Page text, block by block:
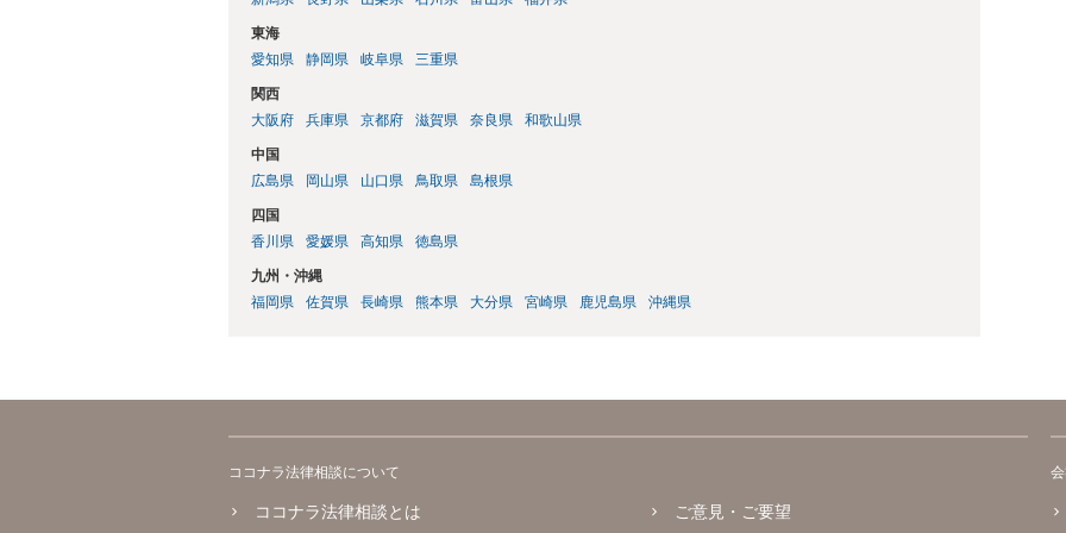
東海
愛知県
静岡県 岐阜県 三重県
関西
大阪府
兵庫県 京都府 滋賀県 奈良県 和歌山県
中国
広島県
岡山県 山口県 鳥取県 島根県
四国
香川県
愛媛県 高知県 徳島県
九州・沖縄
福岡県
佐賀県 長崎県 熊本県 大分県 宮崎県 鹿児島県 沖縄県
ココナラ法律相談について
ココナラ法律相談とは
ご意見・ご要望